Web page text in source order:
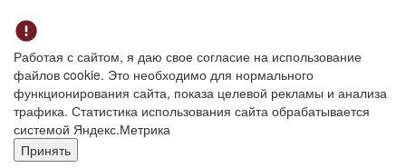
Работая с сайтом, я даю свое согласие на использование
файлов cookie. Это необходимо для нормального
функционирования сайта, показа целевой рекламы и анализа
трафика. Статистика использования сайта обрабатывается
системой Яндекс.Метрика
Принять